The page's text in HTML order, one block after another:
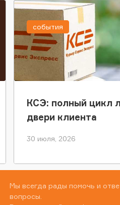
КСЭ: полный цикл
двери клиента
30 июля, 2026
события
Мы всегда рады помочь и
вопросы.